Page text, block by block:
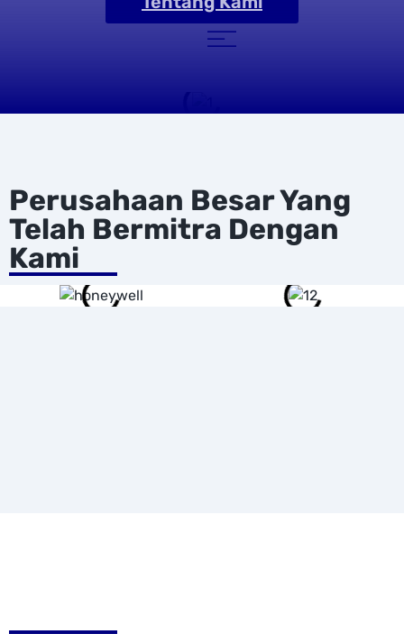
Perusahaan Besar Yang
Telah Bermitra Dengan
Kami